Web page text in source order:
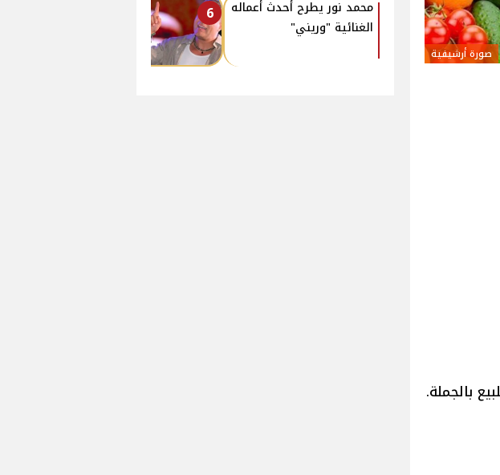
صورة أرشيفية
6
محمد نور يطرح أحدث أعماله
الغنائية "وريني"